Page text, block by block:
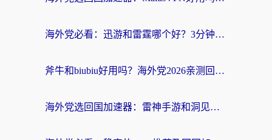
海外党必看：迅游和雷霆哪个好？3分钟教你选对回国加速器，无缝刷国内剧玩手游
斧牛和biubiu好用吗？海外党2026亲测回国加速器指南，附番茄加速器深度体验
海外党选回国加速器：雷神手游和洞见哪个好？附iPhone免费VPN推荐及ChickCNUfunR实测